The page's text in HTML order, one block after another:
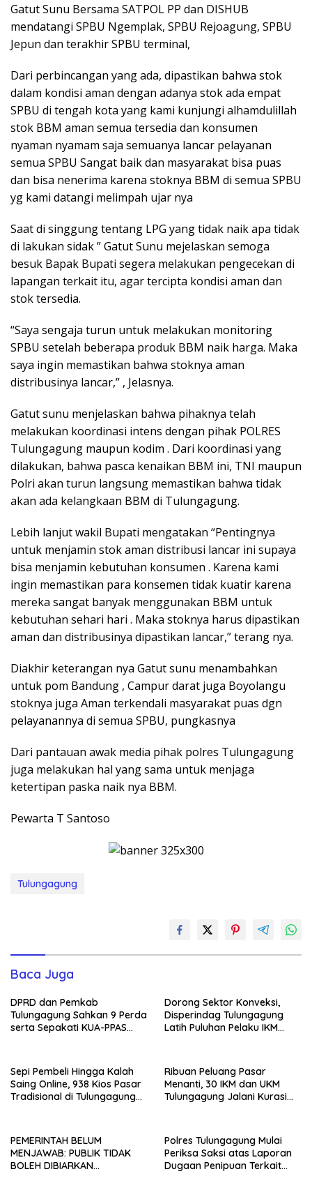
Gatut Sunu Bersama SATPOL PP dan DISHUB
mendatangi SPBU Ngemplak, SPBU Rejoagung, SPBU
Jepun dan terakhir SPBU terminal,
Dari perbincangan yang ada, dipastikan bahwa stok
dalam kondisi aman dengan adanya stok ada empat
SPBU di tengah kota yang kami kunjungi alhamdulillah
stok BBM aman semua tersedia dan konsumen
nyaman nyamam saja semuanya lancar pelayanan
semua SPBU Sangat baik dan masyarakat bisa puas
dan bisa nenerima karena stoknya BBM di semua SPBU
yg kami datangi melimpah ujar nya
Saat di singgung tentang LPG yang tidak naik apa tidak
di lakukan sidak ” Gatut Sunu mejelaskan semoga
besuk Bapak Bupati segera melakukan pengecekan di
lapangan terkait itu, agar tercipta kondisi aman dan
stok tersedia.
“Saya sengaja turun untuk melakukan monitoring
SPBU setelah beberapa produk BBM naik harga. Maka
saya ingin memastikan bahwa stoknya aman
distribusinya lancar,” , Jelasnya.
Gatut sunu menjelaskan bahwa pihaknya telah
melakukan koordinasi intens dengan pihak POLRES
Tulungagung maupun kodim . Dari koordinasi yang
dilakukan, bahwa pasca kenaikan BBM ini, TNI maupun
Polri akan turun langsung memastikan bahwa tidak
akan ada kelangkaan BBM di Tulungagung.
Lebih lanjut wakil Bupati mengatakan “Pentingnya
untuk menjamin stok aman distribusi lancar ini supaya
bisa menjamin kebutuhan konsumen . Karena kami
ingin memastikan para konsemen tidak kuatir karena
mereka sangat banyak menggunakan BBM untuk
kebutuhan sehari hari . Maka stoknya harus dipastikan
aman dan distribusinya dipastikan lancar,” terang nya.
Diakhir keterangan nya Gatut sunu menambahkan
untuk pom Bandung , Campur darat juga Boyolangu
stoknya juga Aman terkendali masyarakat puas dgn
pelayanannya di semua SPBU, pungkasnya
Dari pantauan awak media pihak polres Tulungagung
juga melakukan hal yang sama untuk menjaga
ketertipan paska naik nya BBM.
Pewarta T Santoso
Tulungagung
Baca Juga
DPRD dan Pemkab
Tulungagung Sahkan 9 Perda
serta Sepakati KUA-PPAS
Dorong Sektor Konveksi,
Disperindag Tulungagung
Latih Puluhan Pelaku IKM
Sepi Pembeli Hingga Kalah
Saing Online, 938 Kios Pasar
Tradisional di Tulungagung
Ribuan Peluang Pasar
Menanti, 30 IKM dan UKM
Tulungagung Jalani Kurasi
PEMERINTAH BELUM
MENJAWAB: PUBLIK TIDAK
BOLEH DIBIARKAN
Polres Tulungagung Mulai
Periksa Saksi atas Laporan
Dugaan Penipuan Terkait